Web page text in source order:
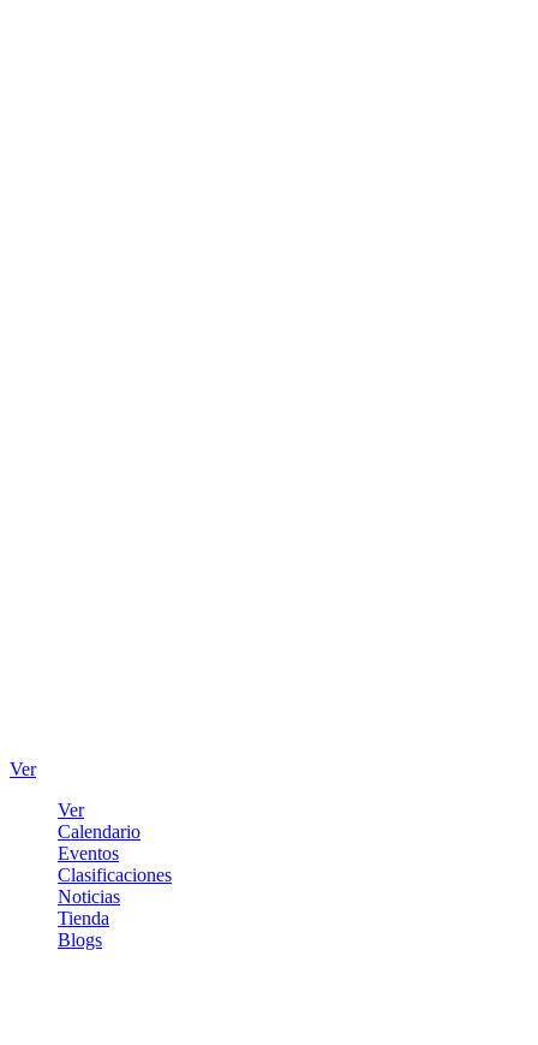
Ver
Ver
Calendario
Eventos
Clasificaciones
Noticias
Tienda
Blogs